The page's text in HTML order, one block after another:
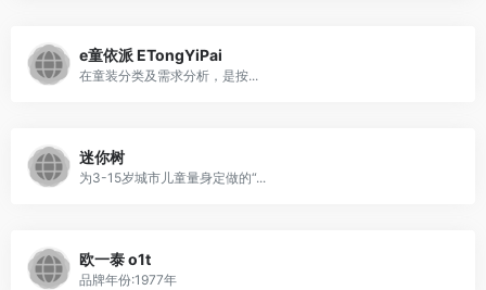
e童依派 ETongYiPai
在童装分类及需求分析，是按...
迷你树
为3-15岁城市儿童量身定做的“...
欧一泰 o1t
品牌年份:1977年